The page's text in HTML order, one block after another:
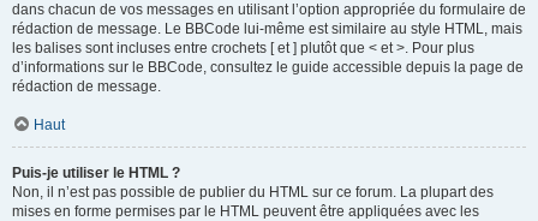
dans chacun de vos messages en utilisant l’option appropriée du formulaire de
rédaction de message. Le BBCode lui-même est similaire au style HTML, mais
les balises sont incluses entre crochets [ et ] plutôt que < et >. Pour plus
d’informations sur le BBCode, consultez le guide accessible depuis la page de
rédaction de message.
Haut
Puis-je utiliser le HTML ?
Non, il n’est pas possible de publier du HTML sur ce forum. La plupart des
mises en forme permises par le HTML peuvent être appliquées avec les